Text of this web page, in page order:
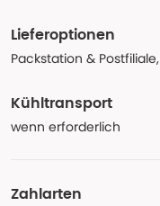
Lieferoptionen
Packstation &
Kühltransport
wenn erforderlich
Zahlarten